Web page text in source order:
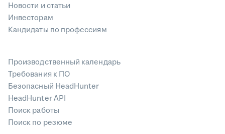
Новости и статьи
Инвесторам
Кандидаты по профессиям
Производственный календарь
Требования к ПО
Безопасный HeadHunter
HeadHunter API
Поиск работы
Поиск по резюме